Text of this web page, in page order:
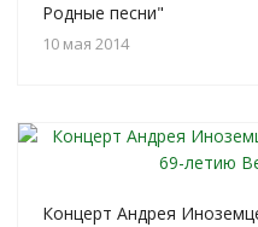
Родные песни"
10 мая 2014
Концерт Андрея